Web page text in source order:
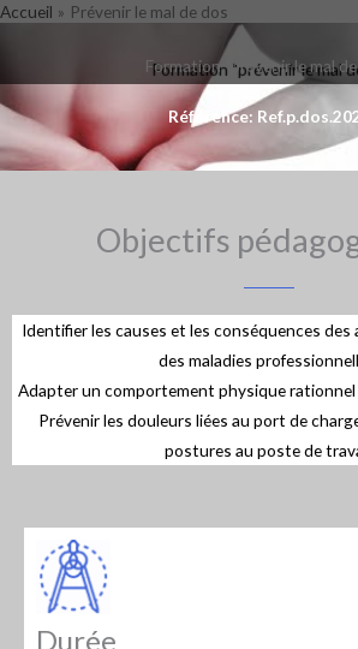
Aller
Accueil Prévenir le mal de dos
Formation "prévenir le mal
Référence:
Objectifs
Identifier les causes et les conséquences
des maladies
Adapter un comportement physique
Prévenir les douleurs liées au port de
postures au poste de
Durée